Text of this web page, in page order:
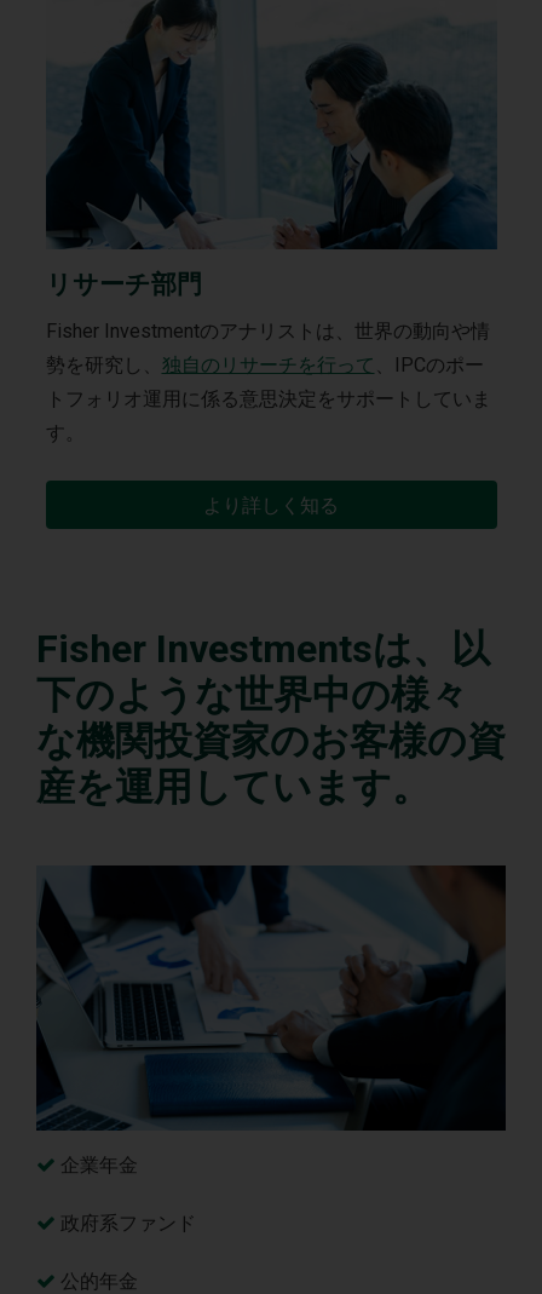
リサーチ部門
Fisher Investmentのアナリストは、世界の動向や情
勢を研究し、 独自のリサーチを行って 、IPCのポー
トフォリオ運用に係る意思決定をサポートしていま
す。
より詳しく知る
Fisher Investmentsは、以
下のような世界中の様々
な機関投資家のお客様の資
産を運用しています。
企業年金
政府系ファンド
公的年金